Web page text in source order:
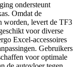
ondersteunt
Omdat de
worden, levert de TF3
voor diverse
Excel-accessoires
Gebruikers
voor optimale